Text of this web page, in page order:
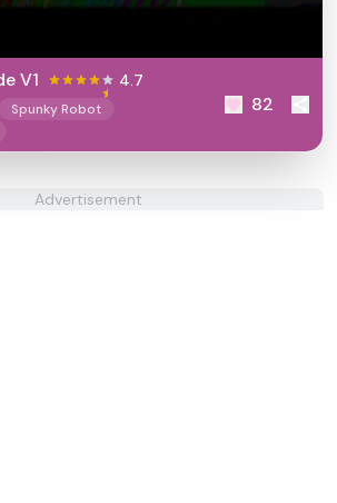
V1 4.7
Spunky Robot
82
Advertisement